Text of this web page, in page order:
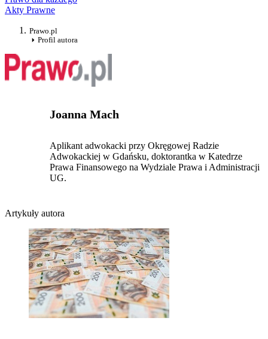
Akty Prawne
Prawo.pl
Profil autora
Joanna Mach
Aplikant adwokacki przy Okręgowej Radzie
Adwokackiej w Gdańsku, doktorantka w Katedrze
Prawa Finansowego na Wydziale Prawa i Administracji
UG.
Artykuły autora